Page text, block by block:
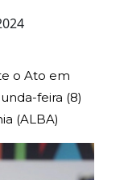
o Ato em
feira (8)
(ALBA)